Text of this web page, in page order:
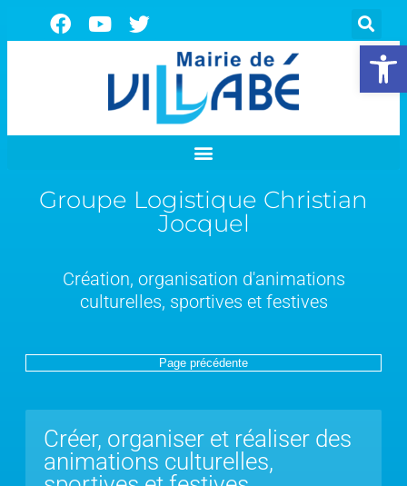
Ouvrir
Groupe Logistique Christian
Jocquel
Création, organisation d'animations
culturelles, sportives et festives
Créer, organiser et réaliser des
animations culturelles,